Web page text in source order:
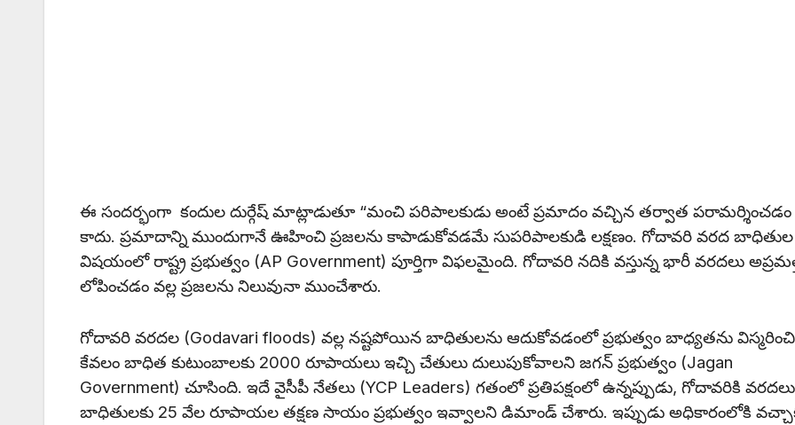
ఈ సందర్భంగా కందుల దుర్గేష్ మాట్లాడుతూ “మంచి పరిపాలకుడు అంటే ప్రమాదం వచ్చిన తర్వాత పరామర్శించడం
కాదు. ప్రమాదాన్ని ముందుగానే ఊహించి ప్రజలను కాపాడుకోవడమే సుపరిపాలకుడి లక్షణం. గోదావరి వరద బాధితుల
విషయంలో రాష్ట్ర ప్రభుత్వం (AP Government) పూర్తిగా విఫలమైంది. గోదావరి నదికి వస్తున్న భారీ వరదలు
లోపించడం వల్ల ప్రజలను నిలువునా ముంచేశారు.
గోదావరి వరదల (Godavari floods) వల్ల నష్టపోయిన బాధితులను ఆదుకోవడంలో ప్రభుత్వం బాధ్యతను
కేవలం బాధిత కుటుంబాలకు 2000 రూపాయలు ఇచ్చి చేతులు దులుపుకోవాలని జగన్ ప్రభుత్వం (Jagan
Government) చూసింది. ఇదే వైసీపీ నేతలు (YCP Leaders) గతంలో ప్రతిపక్షంలో ఉన్నప్పుడు, గోదావరికి వరదలు
బాధితులకు 25 వేల రూపాయల తక్షణ సాయం ప్రభుత్వం ఇవ్వాలని డిమాండ్ చేశారు. ఇప్పుడు అధికారంలోకి